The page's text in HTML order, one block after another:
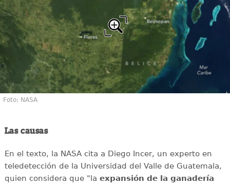
Foto: NASA
Las causas
En el texto, la NASA cita a Diego Incer, un experto en
teledetección de la Universidad del Valle de Guatemala,
quien considera que "la expansión de la ganadería